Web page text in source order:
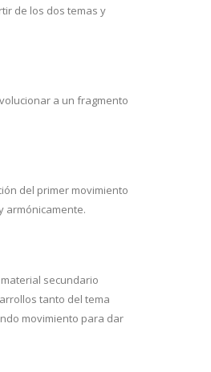
de los dos temas y
a un fragmento
del primer movimiento
armónicamente.
secundario
tanto del tema
movimiento para dar